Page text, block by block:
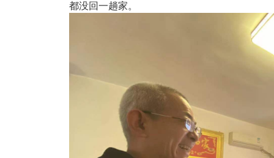
都没回一趟家。